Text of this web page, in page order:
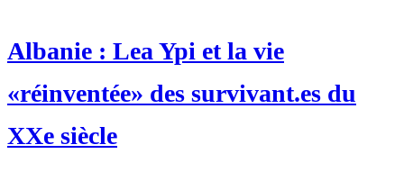
Albanie : Lea Ypi et la vie
«réinventée» des survivant.es du
XXe siècle